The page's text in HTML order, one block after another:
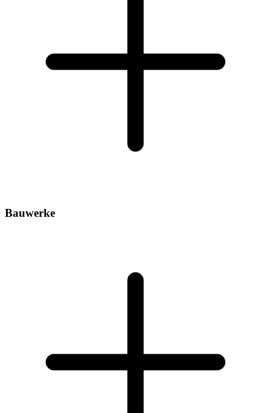
Bauwerke